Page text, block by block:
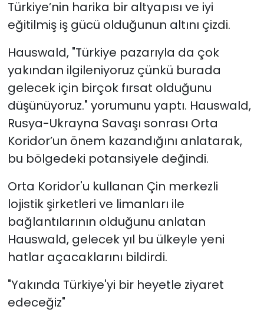
Türkiye’nin harika bir altyapısı ve iyi
eğitilmiş iş gücü olduğunun altını çizdi.
Hauswald, "Türkiye pazarıyla da çok
yakından ilgileniyoruz çünkü burada
gelecek için birçok fırsat olduğunu
düşünüyoruz." yorumunu yaptı. Hauswald,
Rusya-Ukrayna Savaşı sonrası Orta
Koridor’un önem kazandığını anlatarak,
bu bölgedeki potansiyele değindi.
Orta Koridor'u kullanan Çin merkezli
lojistik şirketleri ve limanları ile
bağlantılarının olduğunu anlatan
Hauswald, gelecek yıl bu ülkeyle yeni
hatlar açacaklarını bildirdi.
"Yakında Türkiye'yi bir heyetle ziyaret
edeceğiz"